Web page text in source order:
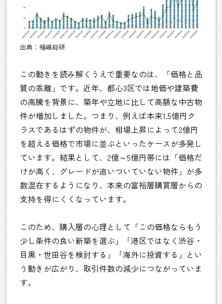
出典：福嶋総研
この動きを読み解くうえで重要なのは、「価格と品
質の乖離」です。近年、都心3区では地価や建築費
の高騰を背景に、築年や立地に比して高額な中古物
件が増加しました。つまり、例えば本来1.5億円ク
ラスであるはずの物件が、相場上昇によって2億円
を超える価格で市場に並ぶといったケースが多発し
ています。結果として、2億～5億円帯には「価格だ
けが高く、グレードが追いついていない物件」が多
数混在するようになり、本来の富裕層購買層からの
支持を得にくくなっています。
このため、購入層の心理として「この価格ならもう
少し条件の良い新築を選ぶ」「港区ではなく渋谷・
目黒・世田谷を検討する」「海外に投資する」とい
う動きが広がり、取引件数の減少につながっていま
す。